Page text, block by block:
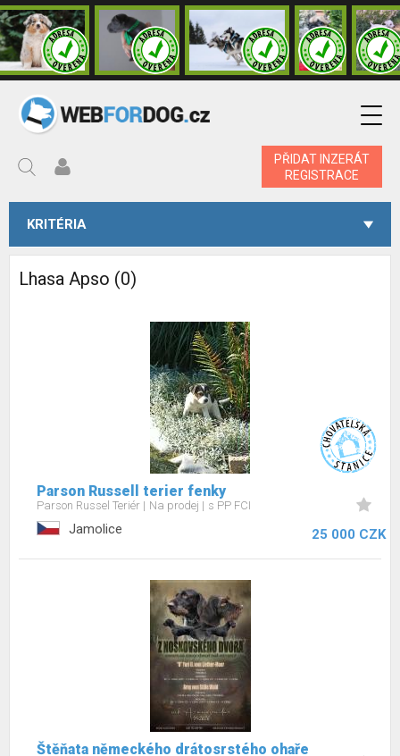
PŘIDAT INZERÁT
REGISTRACE
KRITÉRIA
Lhasa Apso (0)
Parson Russell terier fenky
Parson Russel Teriér Na prodej s PP FCI
Jamolice 25 000 CZK
Štěňata německého drátosrstého ohaře